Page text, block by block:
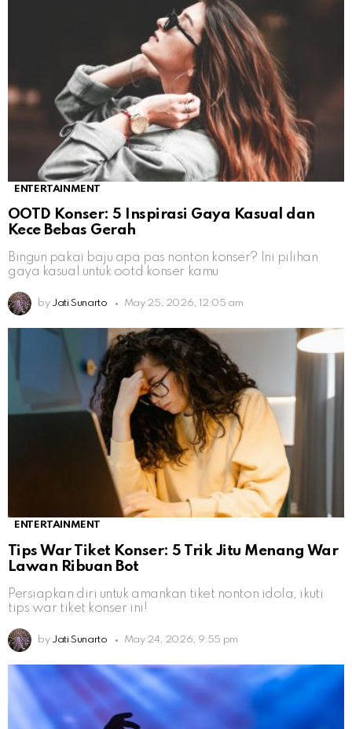
ENTERTAINMENT
OOTD Konser: 5 Inspirasi Gaya Kasual dan
Kece Bebas Gerah
Bingun pakai baju apa pas nonton konser? Ini pilihan
gaya kasual untuk ootd konser kamu
by Jati Sunarto May 25, 2026, 12:05 am
ENTERTAINMENT
Tips War Tiket Konser: 5 Trik Jitu Menang War
Lawan Ribuan Bot
Persiapkan diri untuk amankan tiket nonton idola, ikuti
tips war tiket konser ini!
by Jati Sunarto May 24, 2026, 9:55 pm